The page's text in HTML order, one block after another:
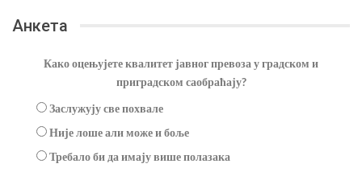
Анкета
Како оцењујете квалитет јавног превоза у градском и
приградском саобраћају?
Заслужују све похвале
Није лоше али може и боље
Требало би да имају више полазака